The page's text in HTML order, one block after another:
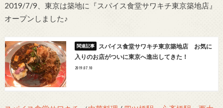
2019/7/9、東京は築地に『スパイス食堂サワキチ東京築地店』
オープンしました♪
スパイス食堂サワキチ東京築地店 お気に
入りのお店がついに東京へ進出してきた！
2019.07.10